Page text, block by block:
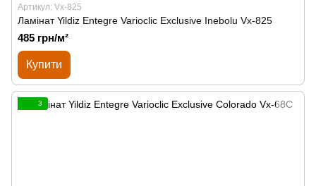
Артикул: Vx-825
Ламінат Yildiz Entegre Varioclic Exclusive Inebolu Vx-825
485 грн/м²
Купити
3